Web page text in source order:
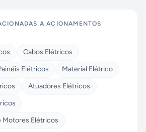
AACIONAMENTOS
Cabos Elétricos
Elétricos
Material Elétrico
Atuadores Elétricos
Motores Elétricos